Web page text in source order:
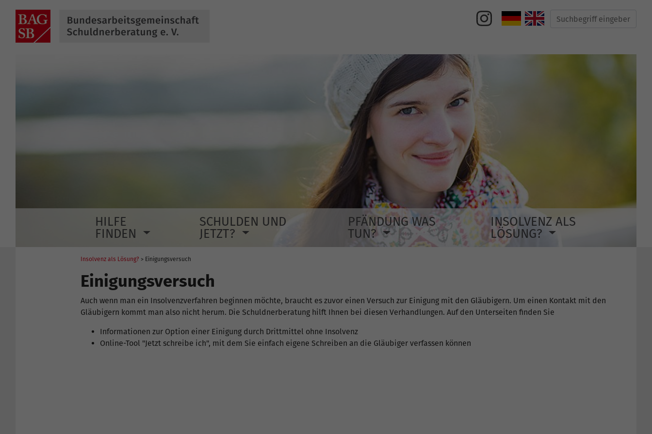
Suche
HILFE
FINDEN
SCHULDEN UND
JETZT?
PFÄNDUNG WAS
TUN?
INSOLVENZ ALS
LÖSUNG?
Insolvenz als Lösung? > Einigungsversuch
Einigungsversuch
Auch wenn man ein Insolvenzverfahren beginnen möchte, braucht es zuvor einen Versuch zur Einigung mit den Gläubigern. Um einen Kontakt mit den
Gläubigern kommt man also nicht herum. Die Schuldnerberatung hilft Ihnen bei diesen Verhandlungen. Auf den Unterseiten finden Sie
Informationen zur Option einer Einigung durch Drittmittel ohne Insolvenz
Online-Tool "Jetzt schreibe ich", mit dem Sie einfach eigene Schreiben an die Gläubiger verfassen können